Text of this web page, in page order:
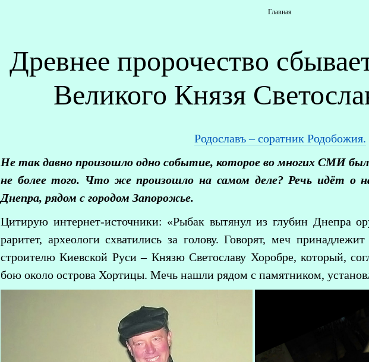
Главная
Древнее пророчество
Великого Князя
Родославъ – соратник Родобожия.
Не так давно произошло одно событие, которое во многих СМИ
не более того. Что же произошло на самом деле? Речь идёт о
Днепра, рядом с городом Запорожье.
Цитирую интернет-источники: «Рыбак вытянул из глубин Днепра
раритет, археологи схватились за голову. Говорят, меч
строителю Киевской Руси – Князю Светославу Хоробре, который,
бою около острова Хортицы. Мечь нашли рядом с памятником,